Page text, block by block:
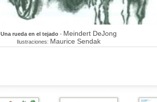
Una rueda en el tejado- Meindert DeJong
Ilustraciones: Maurice Sendak